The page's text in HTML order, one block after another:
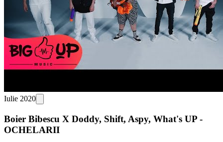
Iulie 2020
Boier Bibescu X Doddy, Shift, Aspy, What's UP -
OCHELARII